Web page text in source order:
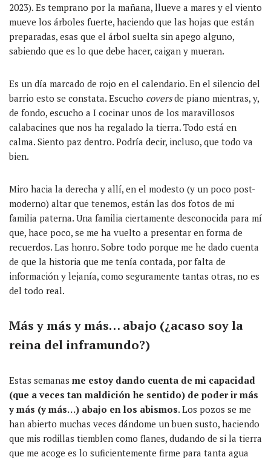
2023). Es temprano por la mañana, llueve a mares y el viento
mueve los árboles fuerte, haciendo que las hojas que están
preparadas, esas que el árbol suelta sin apego alguno,
sabiendo que es lo que debe hacer, caigan y mueran.
Es un día marcado de rojo en el calendario. En el silencio del
barrio esto se constata. Escucho coversde piano mientras, y,
de fondo, escucho a I cocinar unos de los maravillosos
calabacines que nos ha regalado la tierra. Todo está en
calma. Siento paz dentro. Podría decir, incluso, que todo va
bien.
Miro hacia la derecha y allí, en el modesto (y un poco post-
moderno) altar que tenemos, están las dos fotos de mi
familia paterna. Una familia ciertamente desconocida para mí
que, hace poco, se me ha vuelto a presentar en forma de
recuerdos. Las honro. Sobre todo porque me he dado cuenta
de que la historia que me tenía contada, por falta de
información y lejanía, como seguramente tantas otras, no es
del todo real.
Más y más y más… abajo (¿acaso soy la
reina del inframundo?)
Estas semanas me estoy dando cuenta de mi capacidad
(que a veces tan maldición he sentido) de poder ir más
y más (y más…) abajo en los abismos. Los pozos se me
han abierto muchas veces dándome un buen susto, haciendo
que mis rodillas tiemblen como flanes, dudando de si la tierra
que me acoge es lo suficientemente firme para tanta agua